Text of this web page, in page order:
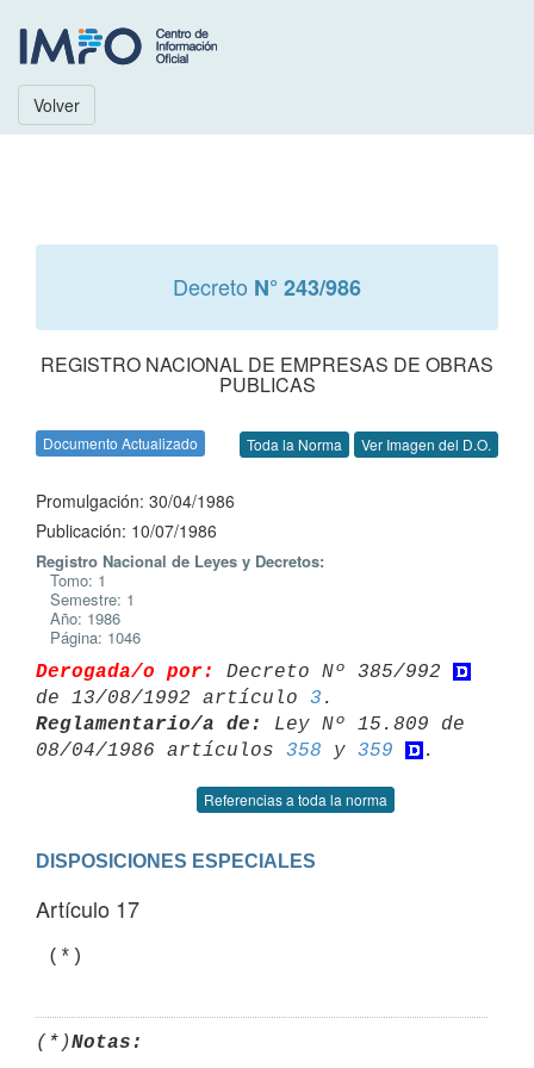
Volver
Decreto N° 243/986
REGISTRO NACIONAL DE EMPRESAS DE OBRAS
PUBLICAS
Documento Actualizado Toda la Norma Ver Imagen del D.O.
Promulgación: 30/04/1986
Publicación: 10/07/1986
Registro Nacional de Leyes y Decretos:
Tomo: 1
Semestre: 1
Año: 1986
Página: 1046
Derogada/o por:
Decreto Nº 385/992
de 13/08/1992 artículo 3
Reglamentario/a de:
Ley Nº 15.809 de
08/04/1986 artículos 358 y 359
Referencias a toda la norma
DISPOSICIONES ESPECIALES
Artículo 17
(*)Notas: